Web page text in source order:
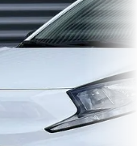
€ 317/mnd
· 19.855 km · Benzine